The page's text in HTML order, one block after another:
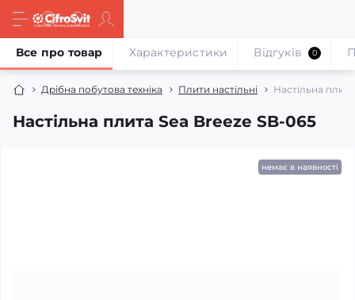
Дрібна побутова техніка Плити настільні Настільна
Настільна плита Sea Breeze SB-065
Все про товар Характеристики Відгуків 0
немає в наявності